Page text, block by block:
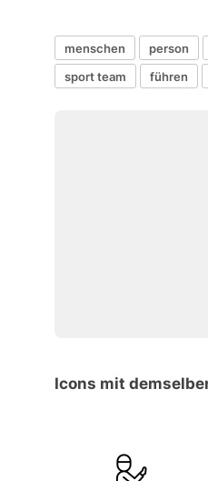
menschen person
sport team
führen
Icons mit